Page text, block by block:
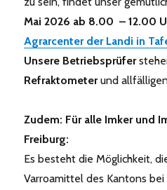
Mai 2026 ab 8.00 – 12.00
Agrarcenter der Landi in
Unsere Betriebsprüfer
Refraktometerund
Zudem: Für alle Imker und
Freiburg:
Es besteht die Möglichkeit,
Varroamittel des Kantons